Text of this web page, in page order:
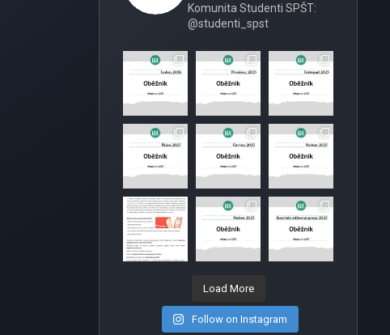
Komunita Studenti SPŠT:
@studenti_spst
Load More
Follow on Instagram